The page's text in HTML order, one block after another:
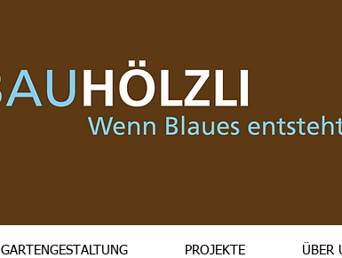
GARTENGESTALTUNG PROJEKTE ÜBER